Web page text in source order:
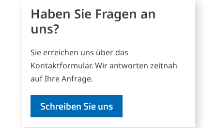
Haben Sie Fragen an
uns?
Sie erreichen uns über das
Kontaktformular. Wir antworten zeitnah
auf Ihre Anfrage.
Schreiben Sie uns